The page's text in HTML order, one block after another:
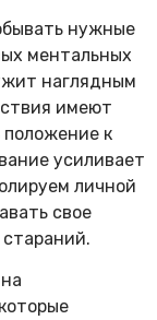
нужные
ментальных
наглядным
имеют
к
усиливает
личной
свое